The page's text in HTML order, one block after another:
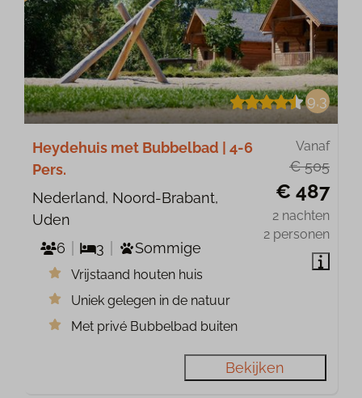
9,3
Vanaf
€ 505
€ 487
2 nachten
2 personen
Heydehuis met Bubbelbad | 4-6
Pers.
Nederland, Noord-Brabant,
Uden
6
3 Sommige
Vrijstaand houten huis
Uniek gelegen in de natuur
Met privé Bubbelbad buiten
Bekijken